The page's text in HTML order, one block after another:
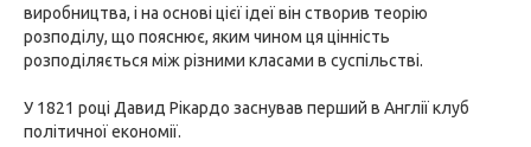
виробництва, і на основі цієї ідеї він створив теорію
розподілу, що пояснює, яким чином ця цінність
розподіляється між різними класами в суспільстві.
У 1821 році Давид Рікардо заснував перший в Англії клуб
політичної економії.